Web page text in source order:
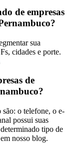
de empresas
sua
cidades e porte.
de
são: o telefone, o e-
possui suas
tipo de
em nosso blog.